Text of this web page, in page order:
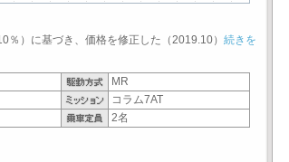
）に基づき、価格を修正した（2019.10） 続きを
MR
コラム7AT
2名